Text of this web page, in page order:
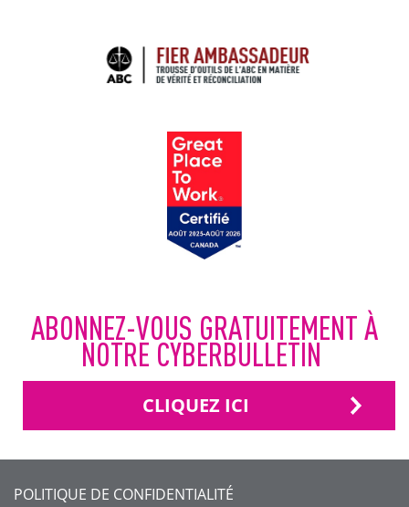
ABONNEZ-VOUS GRATUITEMENT À
NOTRE CYBERBULLETIN
CLIQUEZ ICI
FOOTER
POLITIQUE DE CONFIDENTIALITÉ